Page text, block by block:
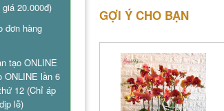
20.000đ)
đơn hàng
tạo ONLINE
ONLINE lần 6
12 (Chỉ áp
lễ)
GỢI Ý CHO BẠN